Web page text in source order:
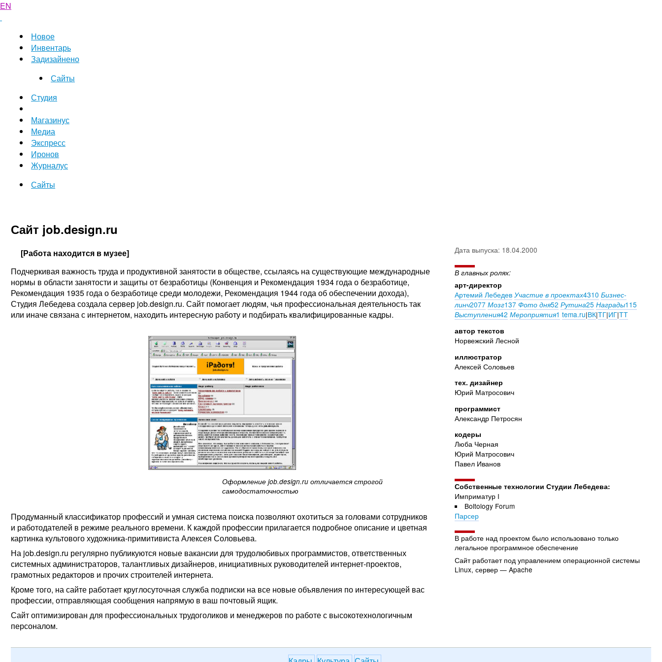
EN
Новое
Инвентарь
Задизайнено
Сайты
Студия
Магазинус
Медиа
Экспресс
Иронов
Журналус
Сайты
Сайт job.design.ru
[Работа находится в музее]
Подчеркивая важность труда и продуктивной занятости в обществе, ссылаясь на существующие международные
нормы в области занятости и защиты от безработицы (Конвенция и Рекомендация 1934 года о безработице,
Рекомендация 1935 года о безработице среди молодежи, Рекомендация 1944 года об обеспечении дохода),
Студия Лебедева создала сервер job.design.ru. Сайт помогает людям, чья профессиональная деятельность так
или иначе связана с интернетом, находить интересную работу и подбирать квалифицированные кадры.
Оформление job.design.ru отличается строгой
самодостаточностью
Продуманный классификатор профессий и умная система поиска позволяют охотиться за головами сотрудников
и работодателей в режиме реального времени. К каждой профессии прилагается подробное описание и цветная
картинка культового художника-примитивиста Алексея Соловьева.
На job.design.ru регулярно публикуются новые вакансии для трудолюбивых программистов, ответственных
системных администраторов, талантливых дизайнеров, инициативных руководителей интернет-проектов,
грамотных редакторов и прочих строителей интернета.
Кроме того, на сайте работает круглосуточная служба подписки на все новые объявления по интересующей вас
профессии, отправляющая сообщения напрямую в ваш почтовый ящик.
Сайт оптимизирован для профессиональных трудоголиков и менеджеров по работе с высокотехнологичным
персоналом.
Дата выпуска: 18.04.2000
В главных ролях:
арт-директор
Артемий Лебедев Участие в проектах4310 Бизнес-
линч2077 Мозг137 Фото дня52 Рутина25 Награды115
Выступления42 Мероприятия1 tema.ru|ВК|ТГ|ИГ|ТТ
автор текстов
Норвежский Лесной
иллюстратор
Алексей Соловьев
тех. дизайнер
Юрий Матросович
программист
Александр Петросян
кодеры
Люба Черная
Юрий Матросович
Павел Иванов
Собственные технологии Студии Лебедева:
Имприматур I
Boltology Forum
Парсер
В работе над проектом было использовано только
легальное программное обеспечение
Сайт работает под управлением операционной системы
Linux, сервер — Apache